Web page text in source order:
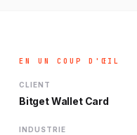
EN UN COUP D'ŒIL
CLIENT
Bitget Wallet Card
INDUSTRIE